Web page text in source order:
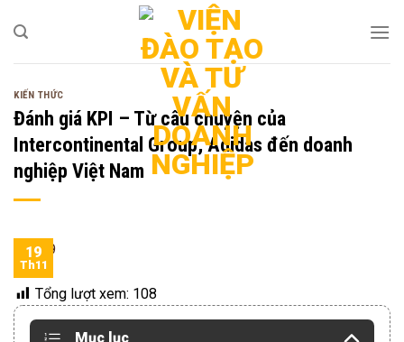
qua
KIẾN THỨC
Đánh giá KPI – Từ câu chuyện của
Intercontinental Group, Adidas đến doanh
nghiệp Việt Nam
19
Th11
Tổng lượt xem: 108
Mục lục